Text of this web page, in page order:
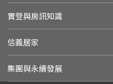
實登與房訊知識
信義居家
集團與永續發展